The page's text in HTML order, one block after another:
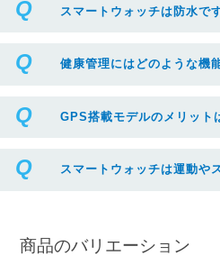
スマートウォッチは防水で
健康管理にはどのような機
GPS搭載モデルのメリット
スマートウォッチは運動や
商品のバリエーション